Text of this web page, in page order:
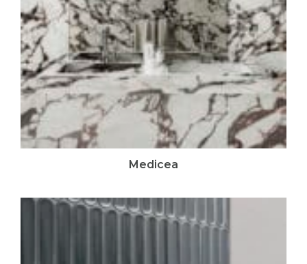
Medicea